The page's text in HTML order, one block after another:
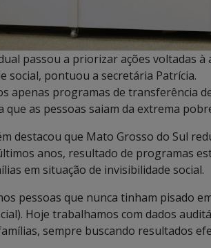
passou a priorizar ações voltadas
social, pontuou a secretária Patrícia.
apenas programas de transferência
que as pessoas saiam da extrema
destacou que Mato Grosso do Sul
anos, resultado de programas
em situação de invisibilidade social.
pessoas que nunca tinham pisado
Hoje trabalhamos com dados
sempre buscando resultados